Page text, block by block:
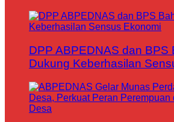
DPP ABPEDNAS dan BPS
Dukung Keberhasilan